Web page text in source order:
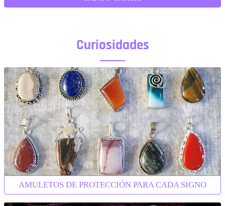
Curiosidades
AMULETOS DE PROTECCIÓN PARA CADA SIGNO